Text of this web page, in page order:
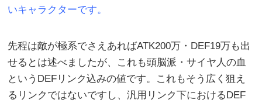
いキャラクターです。
先程は敵が極系でさえあればATK200万・DEF19万も出
せるとは述べましたが、これも頭脳派・サイヤ人の血
というDEFリンク込みの値です。これもそう広く狙え
るリンクではないですし、汎用リンク下におけるDEF